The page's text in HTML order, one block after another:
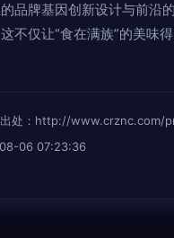
品牌基因创新设计与前沿
不仅让“食在满族”的美味
出处：http://www.crznc.com/
06 07:23:36